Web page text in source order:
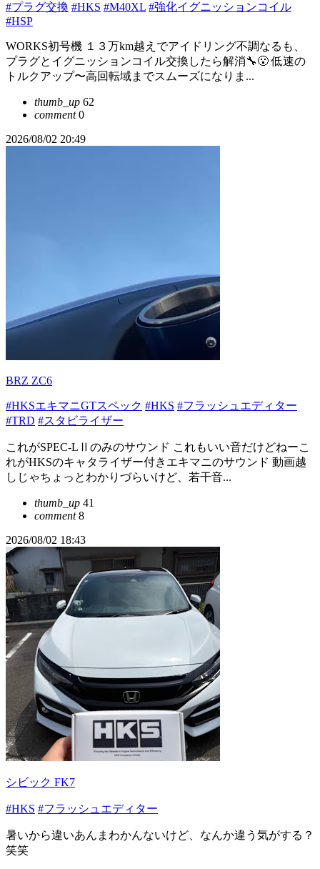
#プラグ交換 #HKS #M40XL #強化イグニッションコイル
#HSP
WORKS初号機 １３万km越えでアイドリング不調なるも、
プラグとイグニッションコイル交換したら解消🔧😮 低速の
トルクアップ〜高回転域までスムーズになりま...
thumb_up 62
comment0
2026/08/02 20:49
BRZ ZC6
#HKSエキマニGTスペック #HKS #フラッシュエディター
#TRD #スタビライザー
これがSPEC-LⅡのみのサウンド これもいい音だけどねーこ
れがHKSのキャタライザー付きエキマニのサウンド 動画越
しじゃちょっとわかりづらいけど、若干音...
thumb_up 41
comment8
2026/08/02 18:43
シビック FK7
#HKS #フラッシュエディター
暑いから違いあんまわかんないけど、なんか違う気がする？
笑笑